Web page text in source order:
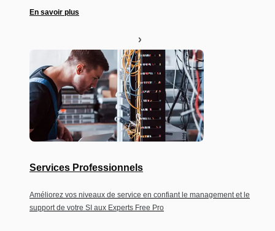
En savoir plus
Services Professionnels
Améliorez vos niveaux de service en confiant le management et le
support de votre SI aux Experts Free Pro